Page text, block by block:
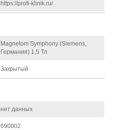
https://profi-klinik.ru/
Magnetom Symphony (Siemens,
Германия) 1,5 Тл
Закрытый
нет данных
690002